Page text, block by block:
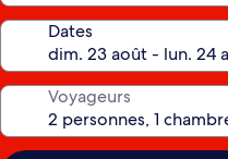
Dates
Voyageurs